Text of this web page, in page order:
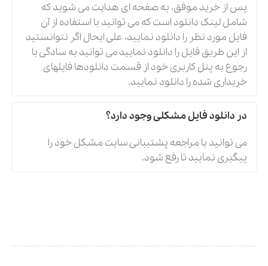
پس از خرید موفق، به صفحه ای هدایت می شوید که
شامل لینک دانلود است که می توانید با استفاده از آن
فایل مورد نظر را دانلود نمایید، علی ایحال اگر نتوانستید
از این طریق فایل را دانلود نمایید می توانید به سادگی با
رجوع به پنل کاربری خود از قسمت دانلودها فایلهای
خریداری شده را دانلود نمایید.
در دانلود فایل مشکلی وجود دارد؟
می توانید با مراجعه پشتیبانی سایت مشکل خود را
پیگیری نمایید تا رفع شود.